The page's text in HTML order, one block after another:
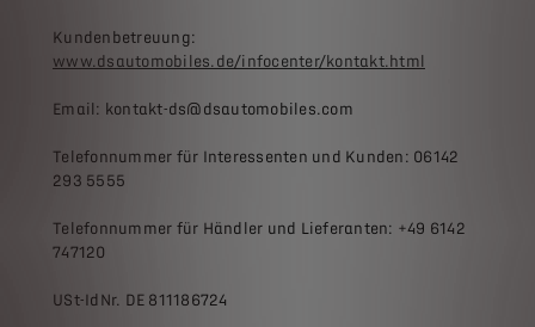
Kundenbetreuung:
www.dsautomobiles.de/infocenter/kontakt.html
Email: kontakt-ds@dsautomobiles.com
Telefonnummer für Interessenten und Kunden: 06142
293 5555
Telefonnummer für Händler und Lieferanten: +49 6142
747120
USt-IdNr. DE 811186724